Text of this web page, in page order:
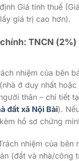
Giá tính thuế
giá trị cao hơn).
TNCN (2%)
nhiệm của bên
ở duy nhất
thân – chi tiết
đất xã Nội Bài).
hồ sơ chứng
nhiệm của bên
(đất và nhà/công